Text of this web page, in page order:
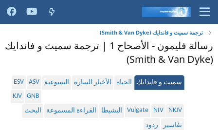
ترجمة سميث و فاندايك (Smith & Van Dyke)
رسالة فليمون - الأصحاح 1 | ترجمة سميث و فاندايك
(Smith & Van Dyke)
سميث و فاندايك الحياة الأخبار السارة اليسوعية ASV
ESV
GNB
KJV
NKJV
NIV
Vulgate البشيطا القراءة المسموعة
البحث
تفاسير
ردود